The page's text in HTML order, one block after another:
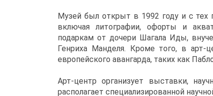
Музей был открыт в 1992 году и с тех
включая литографии, офорты и
подаркам от дочери Шагала Иды,
Генриха Манделя. Кроме того, в арт-
европейского авангарда, таких как
Арт-центр организует выставки,
располагает специализированной